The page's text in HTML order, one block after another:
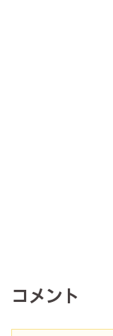
コメント